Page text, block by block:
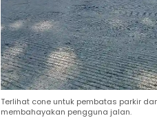
Terlihat cone untuk pembatas parkir
membahayakan pengguna jalan.